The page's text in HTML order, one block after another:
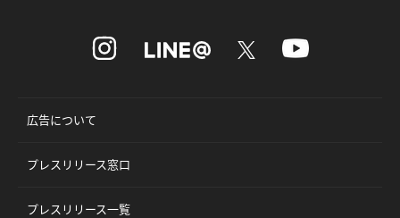
広告について
プレスリリース窓口
プレスリリース一覧